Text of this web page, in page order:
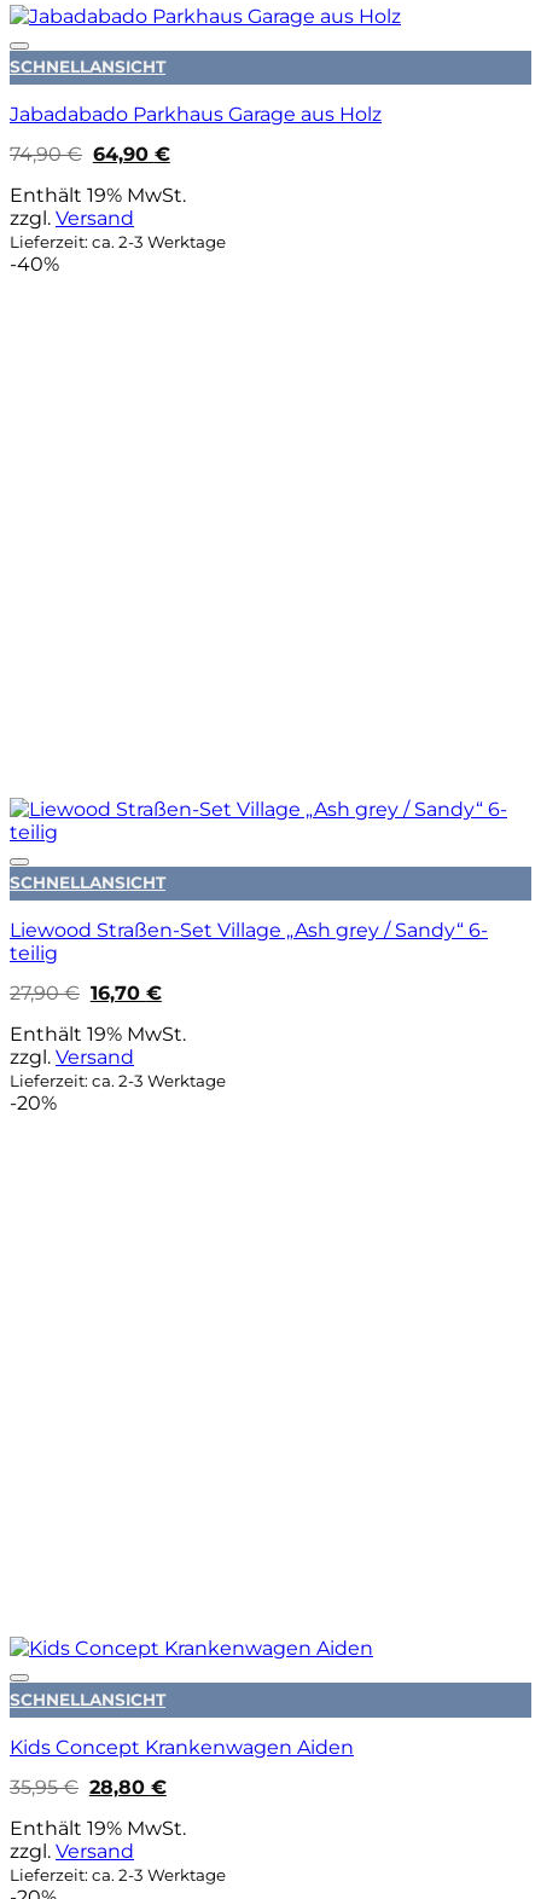
Auf die Wunschliste
SCHNELLANSICHT
Jabadabado Parkhaus Garage aus Holz
74,90€ Ursprünglicher
Preis
war:
74,90 €
64,90 €Aktueller
ist:
Enthält 19% MwSt.
zzgl. Versand
Lieferzeit: ca. 2-3 Werktage
-40%
Auf die Wunschliste
SCHNELLANSICHT
Liewood Straßen-Set Village „Ash grey / Sandy“ 6-
teilig
27,90€ Ursprünglicher
war:
27,90 €
16,70 €Aktueller
ist:
Enthält 19% MwSt.
zzgl. Versand
Lieferzeit: ca. 2-3 Werktage
-20%
Auf die Wunschliste
SCHNELLANSICHT
Kids Concept Krankenwagen Aiden
35,95€ Ursprünglicher
Preis
war:
35,95 €
28,80 €Aktueller
ist:
Enthält 19% MwSt.
zzgl. Versand
Lieferzeit: ca. 2-3 Werktage